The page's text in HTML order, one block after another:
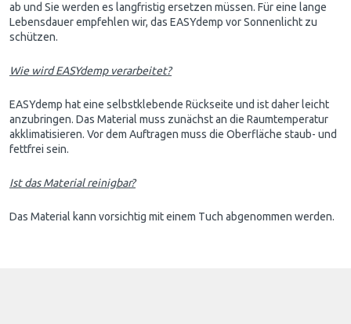
ab und Sie werden es langfristig ersetzen müssen. Für eine lange
Lebensdauer empfehlen wir, das EASYdemp vor Sonnenlicht zu
schützen.
Wie wird EASYdemp verarbeitet?
EASYdemp hat eine selbstklebende Rückseite und ist daher leicht
anzubringen. Das Material muss zunächst an die Raumtemperatur
akklimatisieren. Vor dem Auftragen muss die Oberfläche staub- und
fettfrei sein.
Ist das Material reinigbar?
Das Material kann vorsichtig mit einem Tuch abgenommen werden.